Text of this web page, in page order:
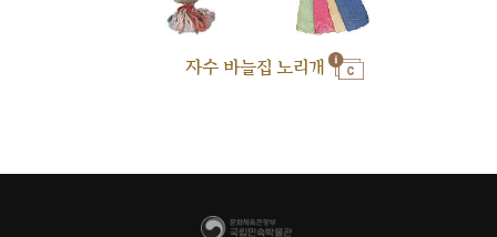
자수 바늘집 노리개